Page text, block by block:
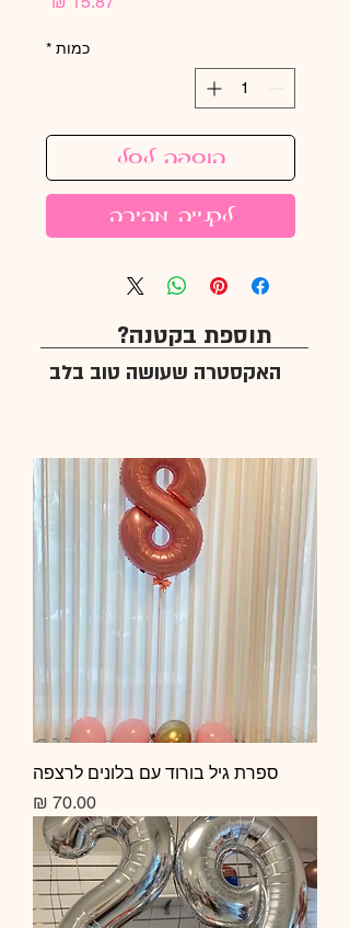
כמות *
הוספה לסל
לקנייה מהירה
תוספת בקטנה?
האקסטרה שעושה טוב בלב
ספרת גיל בורוד עם בלונים לרצפה
מחיר